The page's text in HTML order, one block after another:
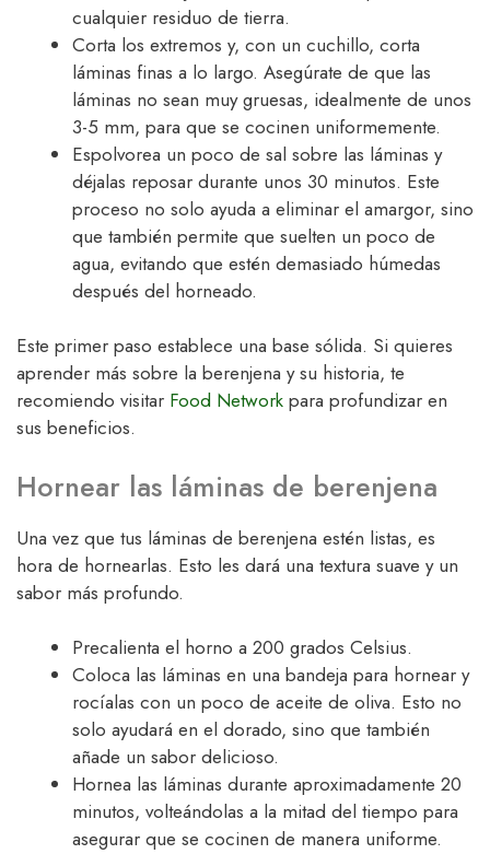
cualquier residuo de tierra.
Corta los extremos y, con un cuchillo, corta
láminas finas a lo largo. Asegúrate de que las
láminas no sean muy gruesas, idealmente de unos
3-5 mm, para que se cocinen uniformemente.
Espolvorea un poco de sal sobre las láminas y
déjalas reposar durante unos 30 minutos. Este
proceso no solo ayuda a eliminar el amargor, sino
que también permite que suelten un poco de
agua, evitando que estén demasiado húmedas
después del horneado.
Este primer paso establece una base sólida. Si quieres
aprender más sobre la berenjena y su historia, te
recomiendo visitar Food Network para profundizar en
sus beneficios.
Hornear las láminas de berenjena
Una vez que tus láminas de berenjena estén listas, es
hora de hornearlas. Esto les dará una textura suave y un
sabor más profundo.
Precalienta el horno a 200 grados Celsius.
Coloca las láminas en una bandeja para hornear y
rocíalas con un poco de aceite de oliva. Esto no
solo ayudará en el dorado, sino que también
añade un sabor delicioso.
Hornea las láminas durante aproximadamente 20
minutos, volteándolas a la mitad del tiempo para
asegurar que se cocinen de manera uniforme.